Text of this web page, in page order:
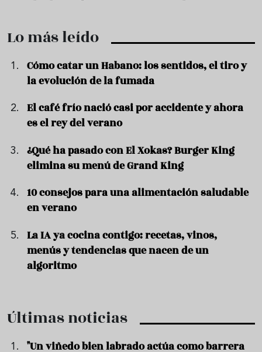
Lo más leído
Cómo catar un Habano: los sentidos, el tiro y
la evolución de la fumada
El café frío nació casi por accidente y ahora
es el rey del verano
¿Qué ha pasado con El Xokas? Burger King
elimina su menú de Grand King
10 consejos para una alimentación saludable
en verano
La IA ya cocina contigo: recetas, vinos,
menús y tendencias que nacen de un
algoritmo
Últimas noticias
"Un viñedo bien labrado actúa como barrera